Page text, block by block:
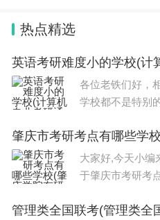
热点精选
英语考研难度小的学校(计
各位老铁们好，
学校都不是特别
专业考研通过率
家，解决大家的
肇庆市考研考点有哪些学
大家好,今天小编
于肇庆市考研考
看吧！本文目录
管理类全国联考(管理类全